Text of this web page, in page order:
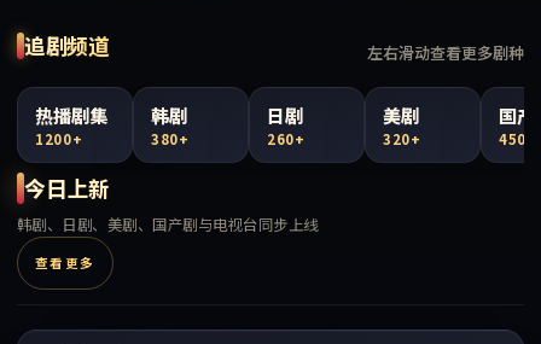
追剧频道 左右滑动查看更多剧种
热播剧集
1200+
韩剧
380+
日剧
260+
美剧
320+
国产
450+
今日上新
韩剧、日剧、美剧、国产剧与电视台同步上线
查看更多